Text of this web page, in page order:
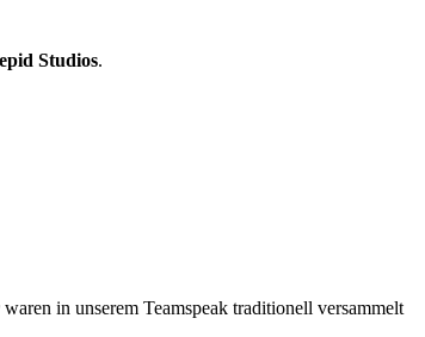
Studios.
waren in unserem Teamspeak traditionell versammelt